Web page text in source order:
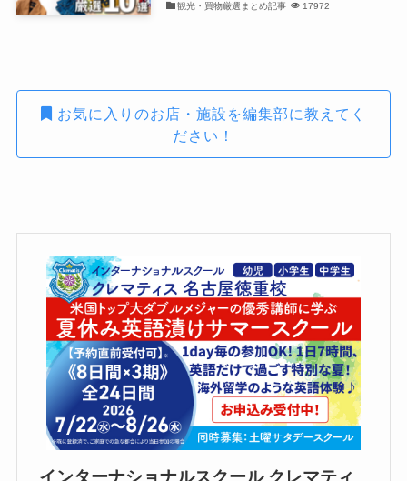
観光・買物厳選まとめ記事 17972
お気に入りのお店・施設を編集部に教えてく
ださい！
インターナショナルスクール クレマティ